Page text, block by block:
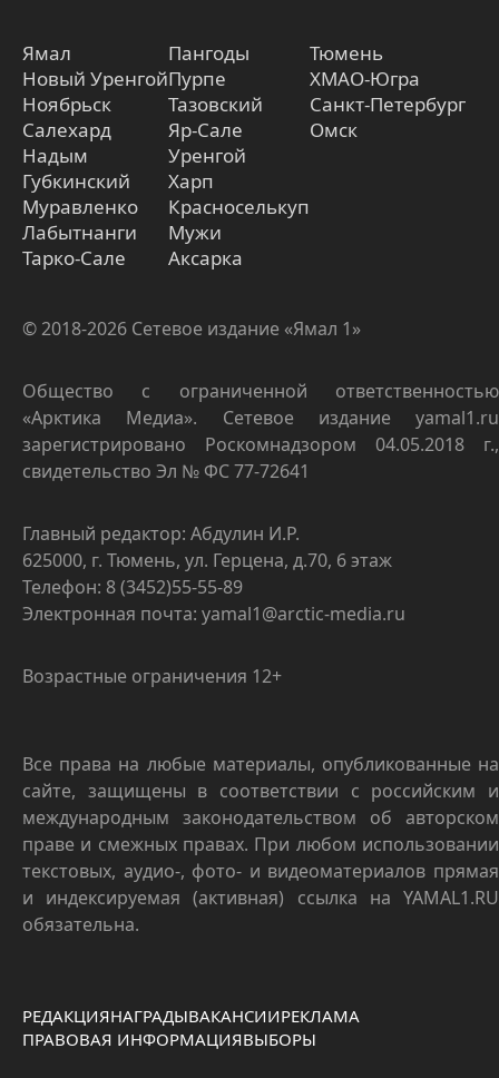
Ямал
Новый Уренгой
Ноябрьск
Салехард
Надым
Губкинский
Муравленко
Лабытнанги
Тарко-Сале
Пангоды
Пурпе
Тазовский
Яр-Сале
Уренгой
Харп
Красноселькуп
Мужи
Аксарка
Тюмень
ХМАО-Югра
Санкт-Петербург
Омск
© 2018-2026 Сетевое издание «Ямал 1»
Общество с ограниченной ответственностью
«Арктика Медиа». Сетевое издание yamal1.ru
зарегистрировано Роскомнадзором 04.05.2018 г.,
свидетельство Эл № ФС 77-72641
Главный редактор: Абдулин И.Р.
625000, г. Тюмень, ул. Герцена, д.70, 6 этаж
Телефон: 8 (3452)55-55-89
Электронная почта: yamal1@arctic-media.ru
Возрастные ограничения 12+
Все права на любые материалы, опубликованные на
сайте, защищены в соответствии с российским и
международным законодательством об авторском
праве и смежных правах. При любом использовании
текстовых, аудио-, фото- и видеоматериалов прямая
и индексируемая (активная) ссылка на YAMAL1.RU
обязательна.
РЕДАКЦИЯНАГРАДЫВАКАНСИИРЕКЛАМА
ПРАВОВАЯ ИНФОРМАЦИЯВЫБОРЫ